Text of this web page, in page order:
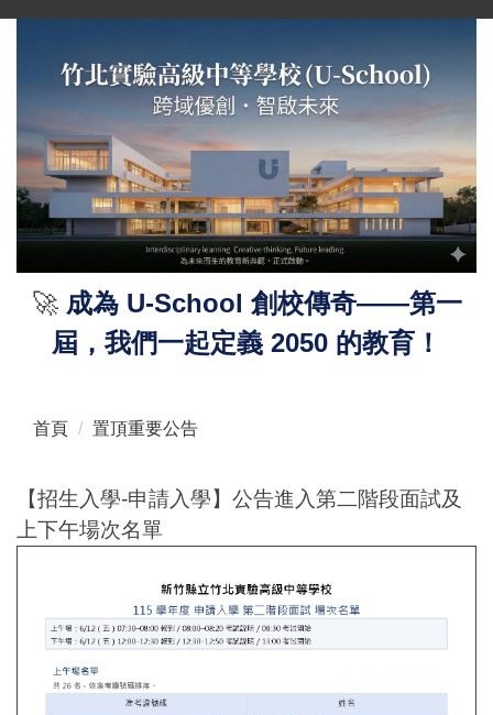
容
區
🚀 成為 U-School 創校傳奇——第一
屆，我們一起定義 2050 的教育！
首頁 置頂重要公告
【招生入學-申請入學】公告進入第二階段面試及
上下午場次名單